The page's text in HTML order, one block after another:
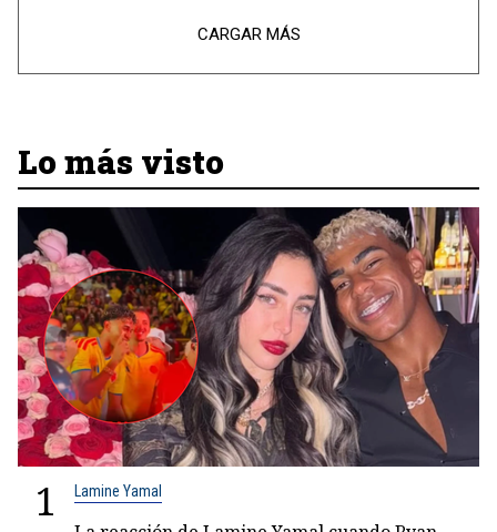
CARGAR MÁS
Lo más visto
1 Lamine Yamal